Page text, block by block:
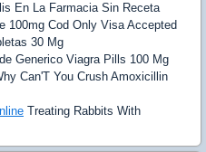
En La Farmacia Sin Receta
100mg Cod Only Visa Accepted
30 Mg
Generico Viagra Pills 100 Mg
Can'T You Crush Amoxicillin
Treating Rabbits With